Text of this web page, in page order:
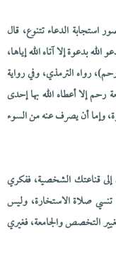
استجابة الدعاء تتنوع، قال
بدعوة إلا آتاه الله إياها،
رواه الترمذي، وفي رواية
إلا أعطاه الله بها إحدى
وإما أن يصرف عنه من السوء
إلى قناعتك الشخصية، ففكري
تنسي صلاة الاستخارة، وليس
التخصص والجامعة، فغيري